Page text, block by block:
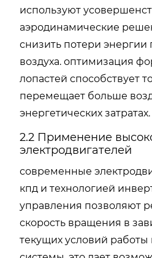
используют
аэродинамические
снизить потери
воздуха. оптимизация
лопастей способствует
перемещает больше
энергетических затратах.
2.2 Применение
электродвигателей
современные
кпд и технологией
управления позволяют
скорость вращения в
текущих условий